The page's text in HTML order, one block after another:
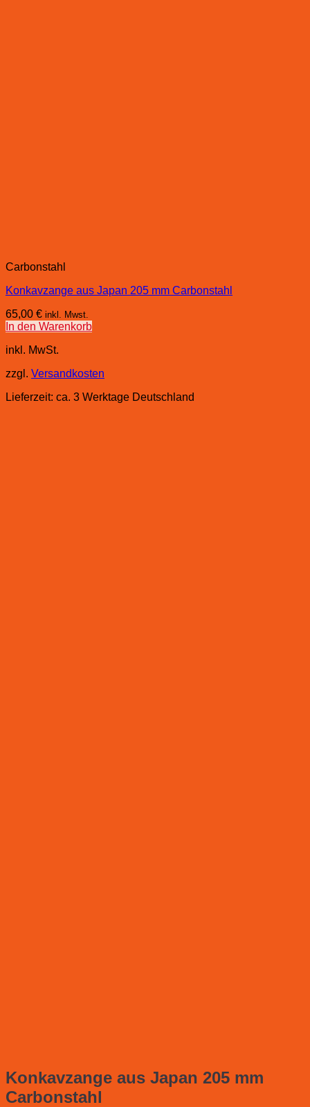
Carbonstahl
Konkavzange aus Japan 205 mm Carbonstahl
65,00 € inkl. Mwst.
In den Warenkorb
inkl. MwSt.
zzgl. Versandkosten
Lieferzeit: ca. 3 Werktage Deutschland
Konkavzange aus Japan 205 mm
Carbonstahl